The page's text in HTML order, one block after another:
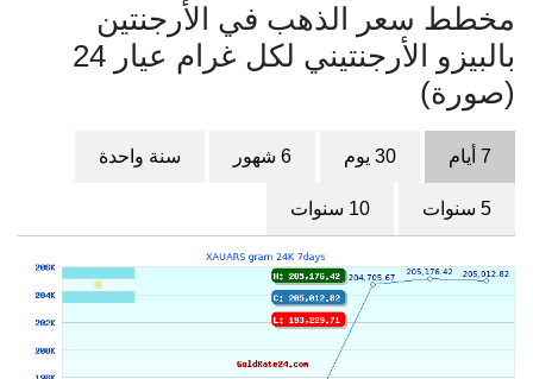
مخطط سعر الذهب في الأرجنتين
بالبيزو الأرجنتيني لكل غرام عيار 24
(صورة)
7 أيام 30 يوم 6 شهور سنة واحدة
5 سنوات 10 سنوات